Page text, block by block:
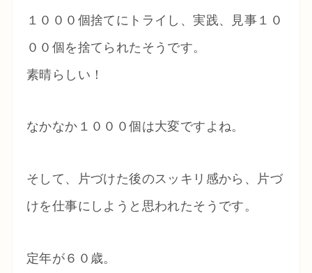
１０００個捨てにトライし、実践、見事１０
００個を捨てられたそうです。
素晴らしい！
なかなか１０００個は大変ですよね。
そして、片づけた後のスッキリ感から、片づ
けを仕事にしようと思われたそうです。
定年が６０歳。